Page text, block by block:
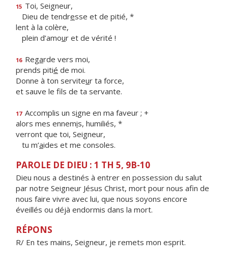
15 Toi, Seigneur,
Dieu de tendresse et de pitié, *
lent à la colère,
plein d’amour et de vérité !
16 Regarde vers moi,
prends pitié de moi.
Donne à ton serviteur ta force,
et sauve le fls de ta servante.
17 Accomplis un signe en ma faveur ; +
alors mes ennemis, humiliés, *
verront que toi, Seigneur,
tu m’aides et me consoles.
PAROLE DE DIEU : 1 TH 5, 9B-10
Dieu nous a destinés à entrer en possession du salut
par notre Seigneur Jésus Christ, mort pour nous afin de
nous faire vivre avec lui, que nous soyons encore
éveillés ou déjà endormis dans la mort.
RÉPONS
R/ En tes mains, Seigneur, je remets mon esprit.